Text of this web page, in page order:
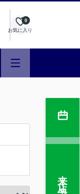
お気に入り
0
来店予約